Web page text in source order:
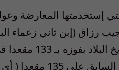
إستخدمتها المعارضة
رزاق (إبن ثاني زعماء
الأغلبية اللازمة
222 مقعدا، من بعد أن كان